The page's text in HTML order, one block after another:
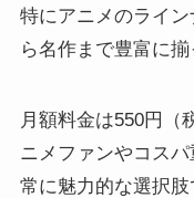
特にアニメのライ
ら名作まで豊富に揃
月額料金は550円（
ニメファンやコス
常に魅力的な選択肢